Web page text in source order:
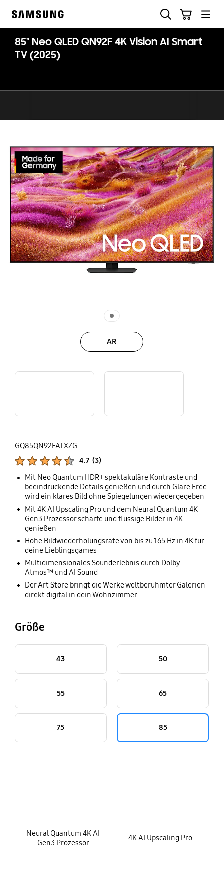
85" Neo QLED QN92F 4K Vision AI Smart
TV (2025)
AR
GQ85QN92FATXZG
4.7 (3)
Mit Neo Quantum HDR+ spektakuläre Kontraste und
beeindruckende Details genießen und durch Glare Free
wird ein klares Bild ohne Spiegelungen wiedergegeben
Mit 4K AI Upscaling Pro und dem Neural Quantum 4K
Gen3 Prozessor scharfe und flüssige Bilder in 4K
genießen
Hohe Bildwiederholungsrate von bis zu 165 Hz in 4K für
deine Lieblingsgames
Multidimensionales Sounderlebnis durch Dolby
Atmos™ und AI Sound
Der Art Store bringt die Werke weltberühmter Galerien
direkt digital in dein Wohnzimmer
Größe
43 50
55 65
75 85
Neural Quantum 4K AI
Gen3 Prozessor
4K AI Upscaling Pro